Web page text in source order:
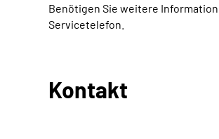
Benötigen Sie weitere
Servicetelefon.
Kontakt